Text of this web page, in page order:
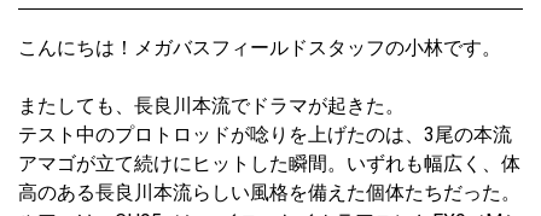
こんにちは！メガバスフィールドスタッフの小林です。
またしても、長良川本流でドラマが起きた。
テスト中のプロトロッドが唸りを上げたのは、3尾の本流
アマゴが立て続けにヒットした瞬間。いずれも幅広く、体
高のある長良川本流らしい風格を備えた個体たちだった。